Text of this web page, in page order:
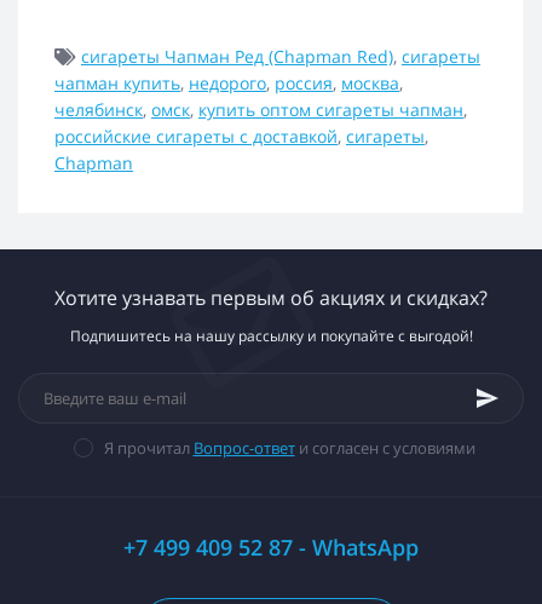
сигареты Чапман Ред (Chapman Red), сигареты
чапман купить, недорого, россия, москва,
челябинск, омск, купить оптом сигареты чапман,
российские сигареты с доставкой, сигареты,
Chapman
Хотите узнавать первым об акциях и скидках?
Подпишитесь на нашу рассылку и покупайте с выгодой!
Я прочитал Вопрос-ответи согласен с условиями
+7 499 409 52 87 - WhatsApp